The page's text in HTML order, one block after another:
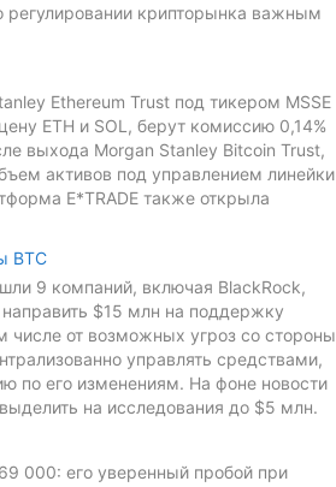
регулировании крипторынка важным
Ethereum Trust под тикером MSSE
ETH и SOL, берут комиссию 0,14%
выхода Morgan Stanley Bitcoin Trust,
активов под управлением линейки
E*TRADE также открыла
BTC
9 компаний, включая BlackRock,
направить $15 млн на поддержку
числе от возможных угроз со стороны
управлять средствами,
по его изменениям. На фоне новости
на исследования до $5 млн.
000: его уверенный пробой при